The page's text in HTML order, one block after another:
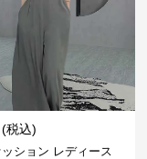
(税込)
ション レディース